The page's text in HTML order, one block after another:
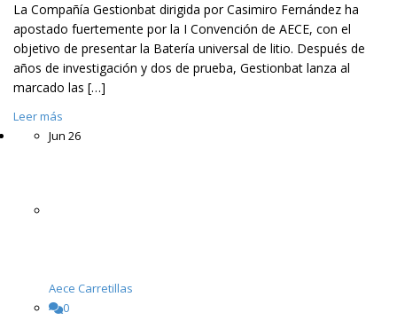
La Compañía Gestionbat dirigida por Casimiro Fernández ha
apostado fuertemente por la I Convención de AECE, con el
objetivo de presentar la Batería universal de litio. Después de
años de investigación y dos de prueba, Gestionbat lanza al
marcado las […]
Leer más
Jun 26
Aece Carretillas
0